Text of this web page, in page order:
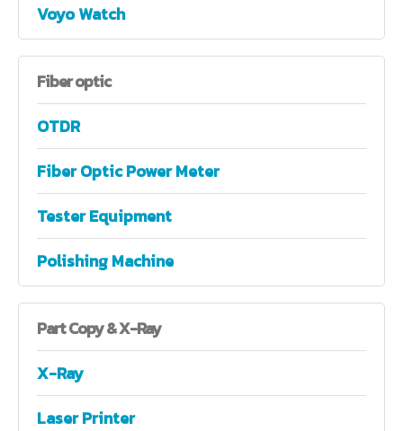
Voyo Watch
Fiberoptic
OTDR
Fiber Optic Power Meter
Tester Equipment
Polishing Machine
PartCopy & X-Ray
X-Ray
Laser Printer